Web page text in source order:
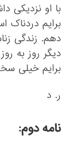
با او نزدیکی
برایم دردناک
دهم. زندگی
دیگر روز به
برایم خیلی
ر. د
نامه دوم: